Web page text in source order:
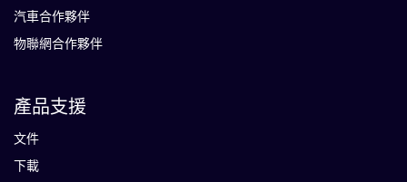
汽車合作夥伴
物聯網合作夥伴
產品支援
文件
下載